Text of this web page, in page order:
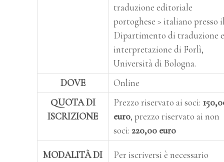
traduzione editoriale
portoghese > italiano presso
Dipartimento di traduzione e
interpretazione di Forlì,
Università di Bologna.
DOVE
Online
QUOTA DI
ISCRIZIONE
Prezzo riservato ai soci:
euro, prezzo riservato ai non
soci: 220,00 euro
MODALITÀ DI
Per iscriversi è necessario